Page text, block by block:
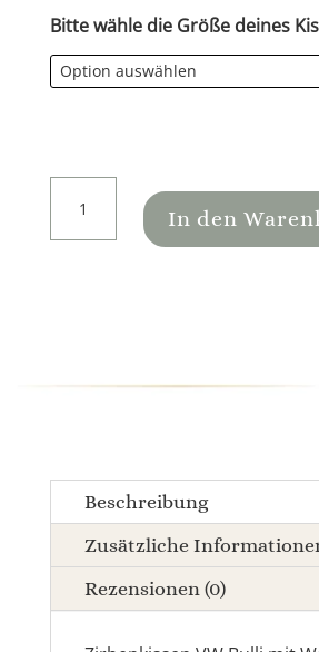
Bitte wähle die Größe deines
Zirbenkissen
Bulli
In den
Beschreibung
Zusätzliche
Rezensionen (0)